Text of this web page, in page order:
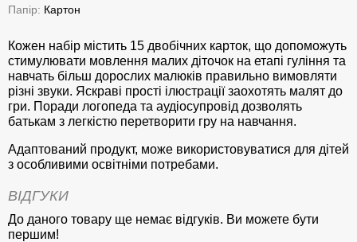
Папір: Картон
Кожен набір містить 15 двобічних карток, що допоможуть
стимулювати мовлення малих діточок на етапі гуління та
навчать більш дорослих малюків правильно вимовляти
різні звуки. Яскраві прості ілюстрації заохотять малят до
гри. Поради логопеда та аудіосупровід дозволять
батькам з легкістю перетворити гру на навчання.
Адаптований продукт, може використовуватися для дітей
з особливими освітніми потребами.
ВІДГУКИ
До даного товару ще немає відгуків. Ви можете бути
першим!